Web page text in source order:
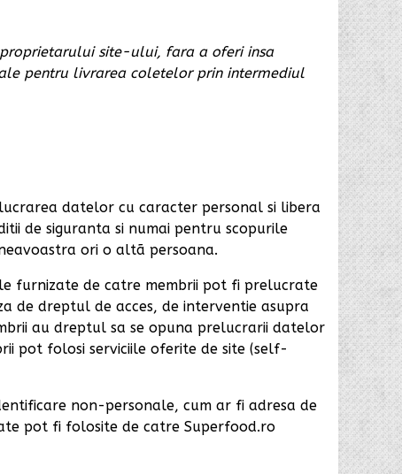
site-ului, fara a oferi insa
pentru livrarea coletelor prin intermediul
datelor cu caracter personal si libera
de siguranta si numai pentru scopurile
ori o altã persoana.
furnizate de catre membrii pot fi prelucrate
de dreptul de acces, de interventie asupra
au dreptul sa se opuna prelucrarii datelor
pot folosi serviciile oferite de site (self-
non-personale, cum ar fi adresa de
pot fi folosite de catre Superfood.ro